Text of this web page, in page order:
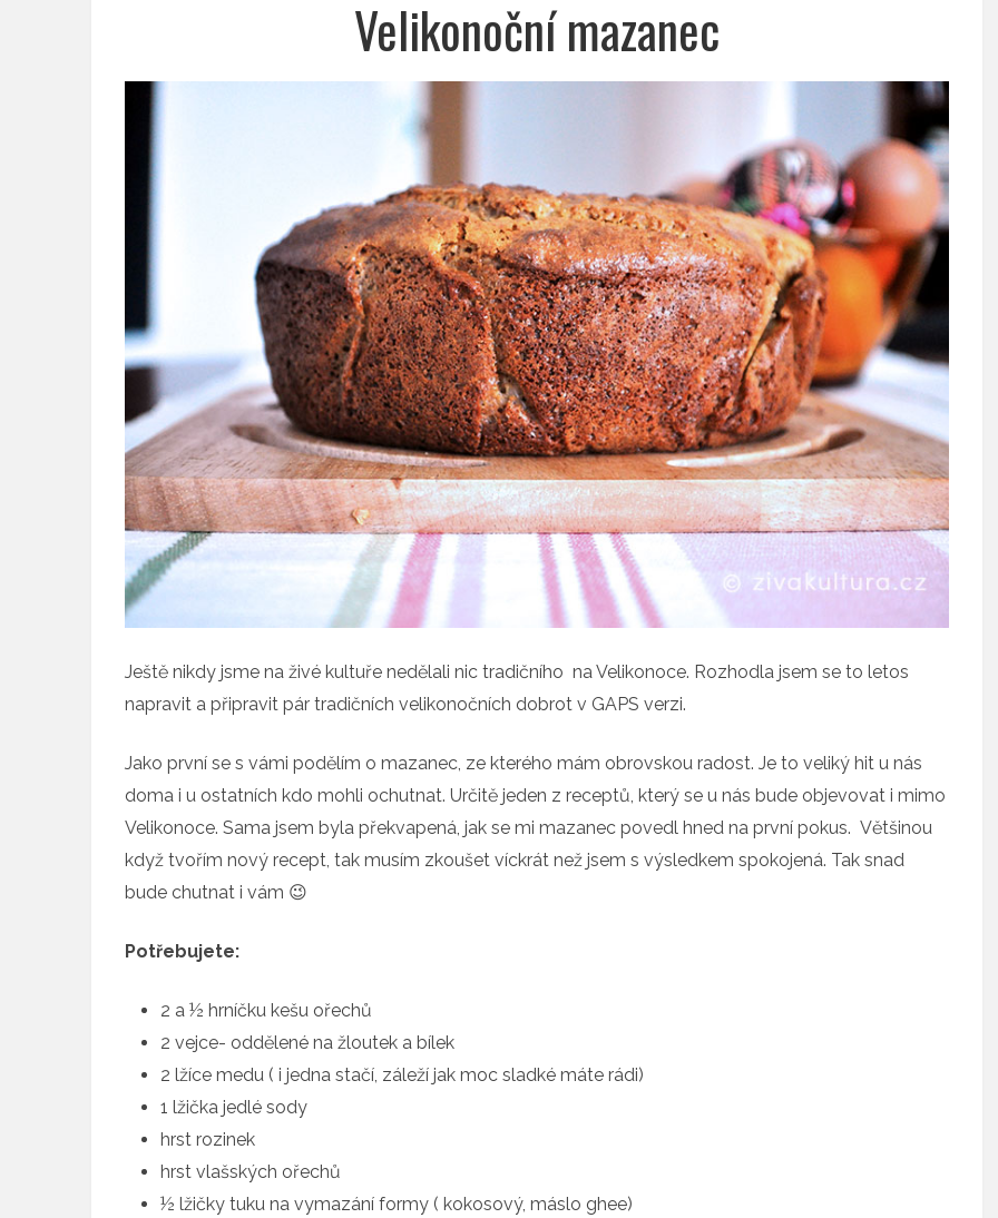
Velikonoční mazanec
Ještě nikdy jsme na živé kultuře nedělali nic tradičního na Velikonoce. Rozhodla jsem se to letos
napravit a připravit pár tradičních velikonočních dobrot v GAPS verzi.
Jako první se s vámi podělím o mazanec, ze kterého mám obrovskou radost. Je to veliký hit u nás
doma i u ostatních kdo mohli ochutnat. Určitě jeden z receptů, který se u nás bude objevovat i mimo
Velikonoce. Sama jsem byla překvapená, jak se mi mazanec povedl hned na první pokus. Většinou
když tvořím nový recept, tak musím zkoušet víckrát než jsem s výsledkem spokojená. Tak snad
bude chutnat i vám 😉
Potřebujete:
2 a ½ hrníčku kešu ořechů
2 vejce- oddělené na žloutek a bílek
2 lžíce medu ( i jedna stačí, záleží jak moc sladké máte rádi)
1 lžička jedlé sody
hrst rozinek
hrst vlašských ořechů
½ lžičky tuku na vymazání formy ( kokosový, máslo ghee)